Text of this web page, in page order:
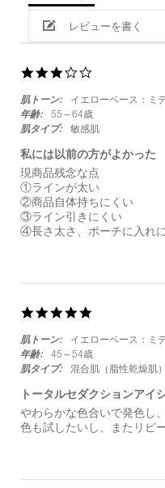
レビューを書く
rating
肌トーン:
イエローベース：ミ
年齢:
55～64歳
肌タイプ:
敏感肌
私には以前の方がよかった
Review
by
on
1
May
2026
review
stating
私
に
は
以
方
よ
か
っ
た
現商品残念な点
①ラインが太い
②商品自体持ちにくい
③ライン引きにくい
④長さ太さ、ポーチに入れ
rating
肌トーン:
イエローベース：ミ
年齢:
45～54歳
肌タイプ:
混合肌（脂性乾燥肌）
トータルセダクションアイ
Review
by
2025
review
stating
ル
やわらかな色合いで発色し
色も試したいし、またリピ